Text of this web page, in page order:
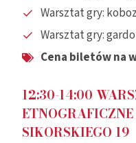
Warsztat gry:
Warsztat gry:
Cena biletów na
12:30-14:00
ETNOGRAFICZNE
SIKORSKIEGO 19